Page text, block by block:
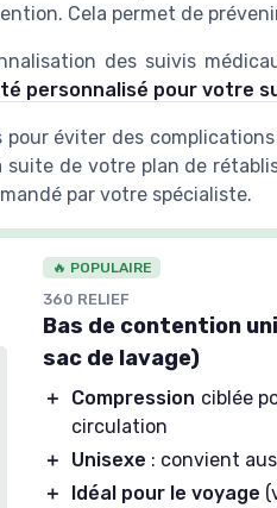
Cela permet de
des suivis
personnalisé pour votre
éviter des
suite de votre plan de
par votre spécialiste.
🔥 POPULAIRE
360 RELIEF
Bas de contention
sac de lavage)
＋ Compression ciblée
circulation
＋
Unisexe : convient
＋
Idéal pour le voyage